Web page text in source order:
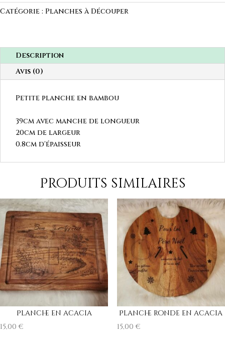
en
Catégorie : Planches à Découper
Description
Avis (0)
Petite planche en bambou
39cm avec manche de longueur
20cm de largeur
0.8cm d'épaisseur
Produits similaires
Planche en acacia
15,00€
Planche ronde en acacia
15,00€